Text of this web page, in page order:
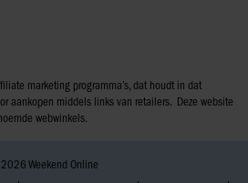
marketing programma’s, dat houdt in dat
aankopen middels links van retailers. Deze website
webwinkels.
Weekend Online